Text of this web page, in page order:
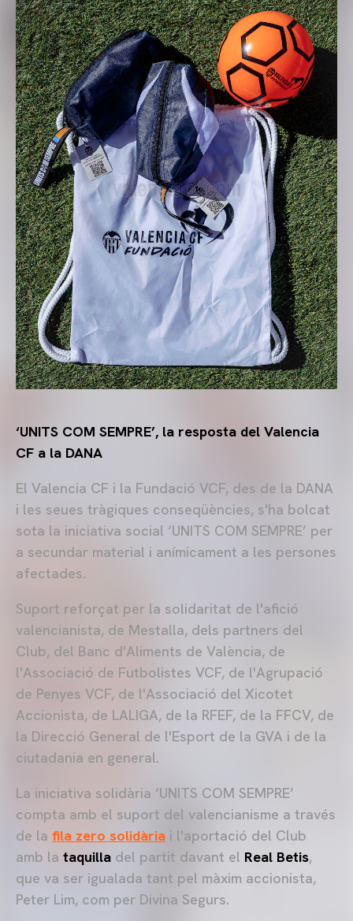
‘UNITS COM SEMPRE’, la resposta del Valencia
CF a la DANA
El Valencia CF i la Fundació VCF, des de la DANA
i les seues tràgiques conseqüències, s'ha bolcat
sota la iniciativa social ‘UNITS COM SEMPRE’ per
a secundar material i anímicament a les persones
afectades.
Suport reforçat per la solidaritat de l'afició
valencianista, de Mestalla, dels partners del
Club, del Banc d'Aliments de València, de
l'Associació de Futbolistes VCF, de l'Agrupació
de Penyes VCF, de l'Associació del Xicotet
Accionista, de LALIGA, de la RFEF, de la FFCV, de
la Direcció General de l'Esport de la GVA i de la
ciutadania en general.
La iniciativa solidària ‘UNITS COM SEMPRE’
compta amb el suport del valencianisme a través
de la fila zero solidària i l'aportació del Club
amb la taquilla del partit davant el Real Betis,
que va ser igualada tant pel màxim accionista,
Peter Lim, com per Divina Segurs.